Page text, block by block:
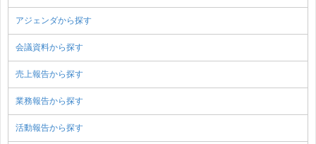
アジェンダから探す
会議資料から探す
売上報告から探す
業務報告から探す
活動報告から探す